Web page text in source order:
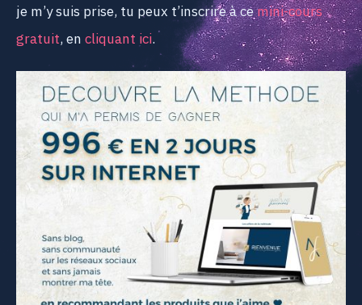
je m’y suis prise, tu peux t’inscrire à cemini-cours
gratuit, encliquant ici.